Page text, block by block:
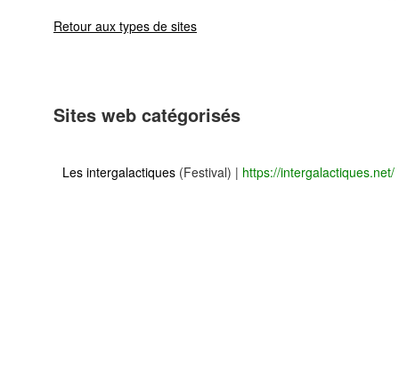
Retour aux types de sites
Sites web catégorisés
Les intergalactiques (Festival) | https://intergalactiques.net/